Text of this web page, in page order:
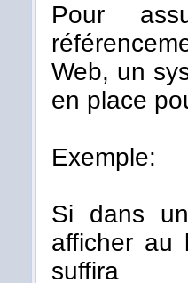
Pour
Web, un
en place
Exemple:
Si dans
afficher au